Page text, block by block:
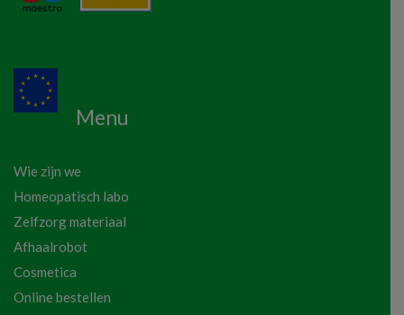
Menu
Wie zijn we
Homeopatisch labo
Zelfzorg materiaal
Afhaalrobot
Cosmetica
Online bestellen